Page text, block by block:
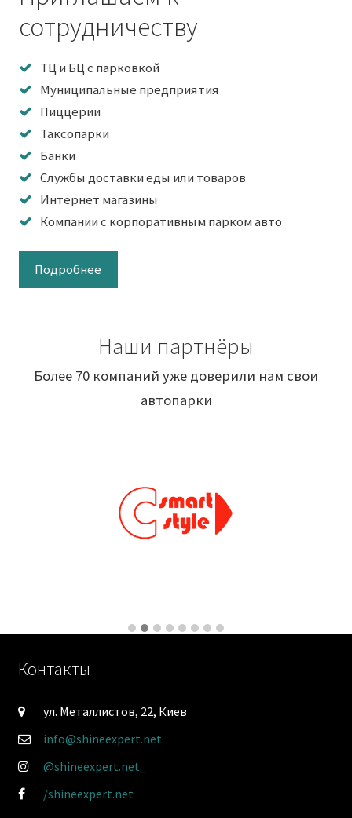
сотрудничеству
ТЦ и БЦ с парковкой
Муниципальные предприятия
Пиццерии
Таксопарки
Банки
Службы доставки еды или товаров
Интернет магазины
Компании с корпоративным парком авто
Подробнее
Наши партнёры
Более 70 компаний уже доверили нам свои
автопарки
Контакты
ул. Металлистов, 22, Киев
info@shineexpert.net
@shineexpert.net_
/shineexpert.net